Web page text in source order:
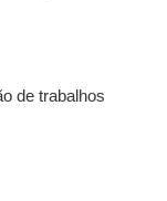
de trabalhos